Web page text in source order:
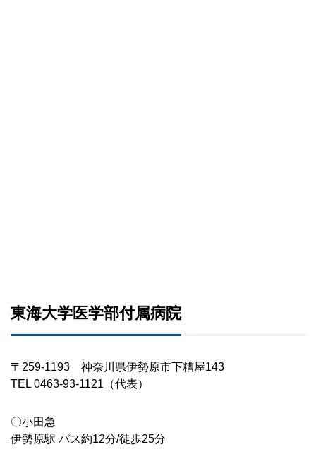
東海大学医学部付属病院
〒259-1193 神奈川県伊勢原市下糟屋143
TEL 0463-93-1121（代表）
〇小田急
伊勢原駅 バス約12分/徒歩25分